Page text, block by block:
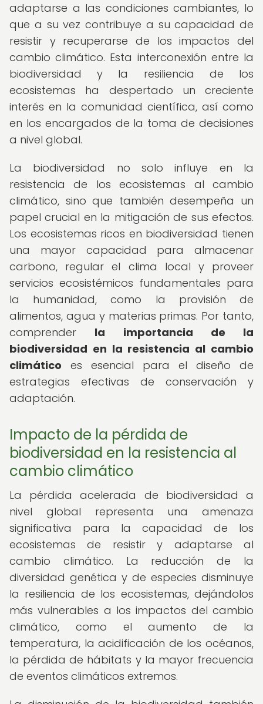
adaptarse a las condiciones cambiantes, lo
que a su vez contribuye a su capacidad de
resistir y recuperarse de los impactos del
cambio climático. Esta interconexión entre la
biodiversidad y la resiliencia de los
ecosistemas ha despertado un creciente
interés en la comunidad científica, así como
en los encargados de la toma de decisiones
a nivel global.
La biodiversidad no solo influye en la
resistencia de los ecosistemas al cambio
climático, sino que también desempeña un
papel crucial en la mitigación de sus efectos.
Los ecosistemas ricos en biodiversidad tienen
una mayor capacidad para almacenar
carbono, regular el clima local y proveer
servicios ecosistémicos fundamentales para
la humanidad, como la provisión de
alimentos, agua y materias primas. Por tanto,
comprender la importancia de la
biodiversidad en la resistencia al cambio
climático es esencial para el diseño de
estrategias efectivas de conservación y
adaptación.
Impacto de la pérdida de
biodiversidad en la resistencia al
cambio climático
La pérdida acelerada de biodiversidad a
nivel global representa una amenaza
significativa para la capacidad de los
ecosistemas de resistir y adaptarse al
cambio climático. La reducción de la
diversidad genética y de especies disminuye
la resiliencia de los ecosistemas, dejándolos
más vulnerables a los impactos del cambio
climático, como el aumento de la
temperatura, la acidificación de los océanos,
la pérdida de hábitats y la mayor frecuencia
de eventos climáticos extremos.